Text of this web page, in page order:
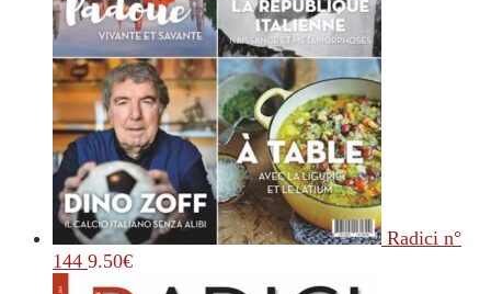
Radici n°
144 9.50€